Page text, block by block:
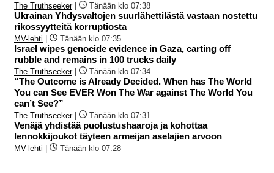
The Truthseeker| Tänään klo 07:38
Ukrainan Yhdysvaltojen suurlähettilästä vastaan nostettu
rikossyytteitä korruptiosta
MV-lehti Tänään klo 07:35
Israel wipes genocide evidence in Gaza, carting off
rubble and remains in 100 trucks daily
The Truthseeker| Tänään klo 07:34
“The Outcome is Already Decided. When has The World
You can See EVER Won The War against The World You
can’t See?”
The Truthseeker| Tänään klo 07:31
Venäjä yhdistää puolustushaaroja ja kohottaa
lennokkijoukot täyteen armeijan aselajien arvoon
MV-lehti Tänään klo 07:28